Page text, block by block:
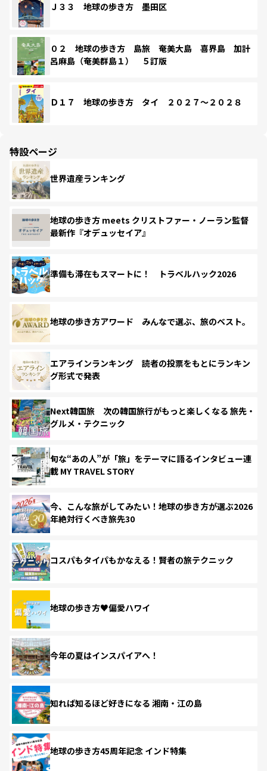
Ｊ３３ 地球の歩き方 墨田区
０２ 地球の歩き方 島旅 奄美大島 喜界島 加計
呂麻島（奄美群島１） ５訂版
Ｄ１７ 地球の歩き方 タイ ２０２７～２０２８
特設ページ
世界遺産ランキング
地球の歩き方 meets クリストファー・ノーラン監督
最新作『オデュッセイア』
準備も滞在もスマートに！ トラベルハック2026
地球の歩き方アワード みんなで選ぶ、旅のベスト。
エアラインランキング 読者の投票をもとにランキン
グ形式で発表
Next韓国旅 次の韓国旅行がもっと楽しくなる 旅先・
グルメ・テクニック
旬な“あの人”が「旅」をテーマに語るインタビュー連
載 MY TRAVEL STORY
今、こんな旅がしてみたい！地球の歩き方が選ぶ2026
年絶対行くべき旅先30
コスパもタイパもかなえる！賢者の旅テクニック
地球の歩き方♥偏愛ハワイ
今年の夏はインスパイアへ！
知れば知るほど好きになる 湘南・江の島
地球の歩き方45周年記念 インド特集